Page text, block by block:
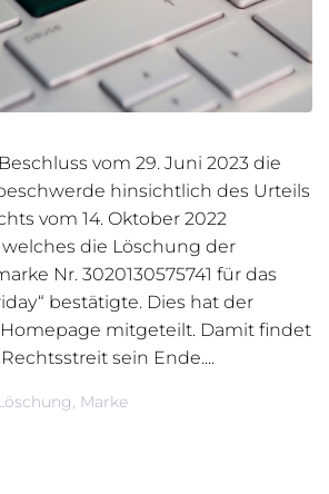
vom 29. Juni 2023 die
hinsichtlich des Urteils
vom 14. Oktober 2022
die Löschung der
Nr. 3020130575741 für das
bestätigte. Dies hat der
Homepage mitgeteilt. Damit findet
sein Ende....
, Marke